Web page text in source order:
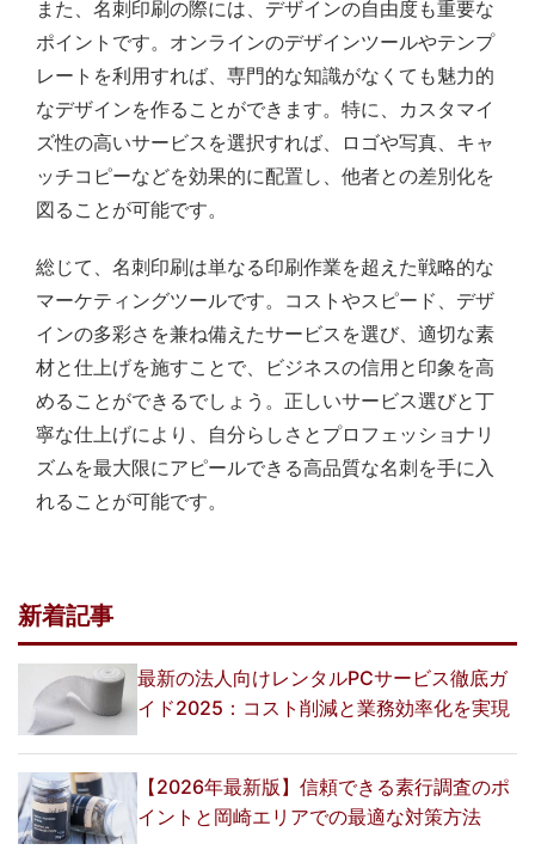
また、名刺印刷の際には、デザインの自由度も重要な
ポイントです。オンラインのデザインツールやテンプ
レートを利用すれば、専門的な知識がなくても魅力的
なデザインを作ることができます。特に、カスタマイ
ズ性の高いサービスを選択すれば、ロゴや写真、キャ
ッチコピーなどを効果的に配置し、他者との差別化を
図ることが可能です。
総じて、名刺印刷は単なる印刷作業を超えた戦略的な
マーケティングツールです。コストやスピード、デザ
インの多彩さを兼ね備えたサービスを選び、適切な素
材と仕上げを施すことで、ビジネスの信用と印象を高
めることができるでしょう。正しいサービス選びと丁
寧な仕上げにより、自分らしさとプロフェッショナリ
ズムを最大限にアピールできる高品質な名刺を手に入
れることが可能です。
新着記事
最新の法人向けレンタルPCサービス徹底ガ
イド2025：コスト削減と業務効率化を実現
【2026年最新版】信頼できる素行調査のポ
イントと岡崎エリアでの最適な対策方法